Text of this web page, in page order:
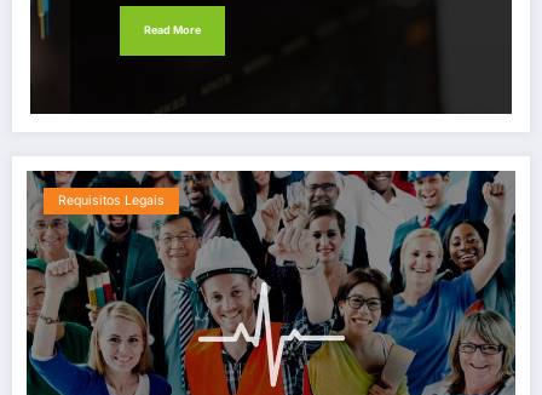
Read More
Requisitos Legais